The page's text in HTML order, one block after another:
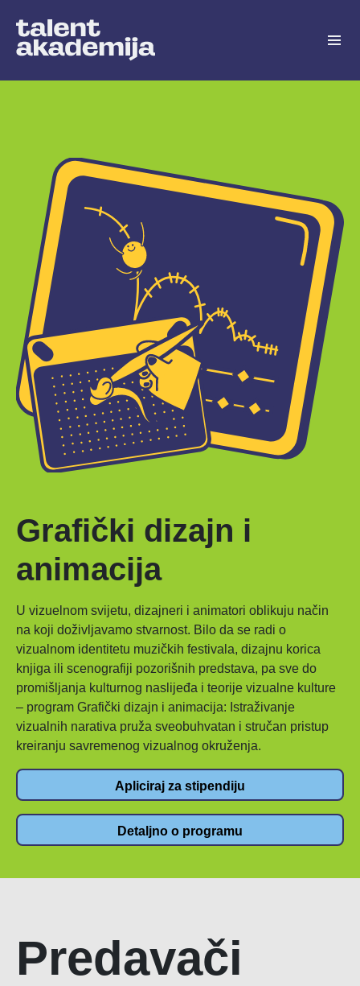
Grafički dizajn i
animacija
U vizuelnom svijetu, dizajneri i animatori oblikuju način
na koji doživljavamo stvarnost. Bilo da se radi o
vizualnom identitetu muzičkih festivala, dizajnu korica
knjiga ili scenografiji pozorišnih predstava, pa sve do
promišljanja kulturnog naslijeđa i teorije vizualne kulture
– program Grafički dizajn i animacija: Istraživanje
vizualnih narativa pruža sveobuhvatan i stručan pristup
kreiranju savremenog vizualnog okruženja.
Apliciraj za stipendiju
Detaljno o programu
Predavači